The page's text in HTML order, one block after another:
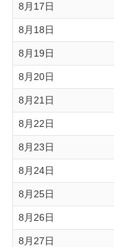
8月17日
8月18日
8月19日
8月20日
8月21日
8月22日
8月23日
8月24日
8月25日
8月26日
8月27日